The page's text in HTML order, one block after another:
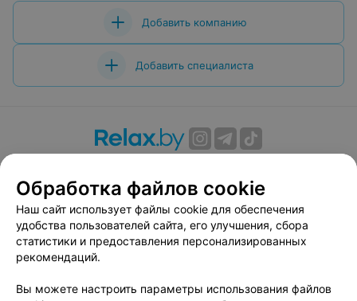
Добавить компанию
Добавить специалиста
Вакансии
Публичный договор
Способы оплаты
Публичный договор по использованию сервиса
«Афиша»
Пользовательское соглашение
Связаться по вопросам сотрудничества
Обработка файлов cookie
Наш сайт использует файлы cookie для обеспечения
удобства пользователей сайта, его улучшения, сбора
статистики и предоставления персонализированных
рекомендаций.
Вы можете настроить параметры использования файлов